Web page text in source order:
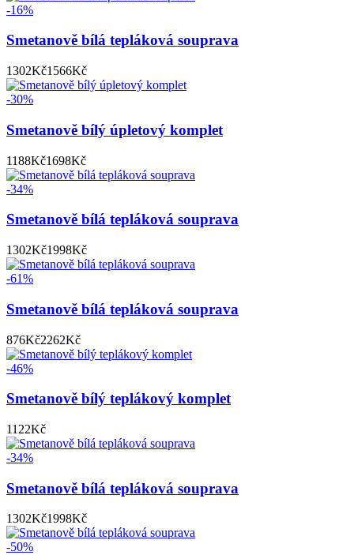
-16%
Smetanově bílá tepláková souprava
1302Kč1566Kč
-30%
Smetanově bílý úpletový komplet
1188Kč1698Kč
-34%
Smetanově bílá tepláková souprava
1302Kč1998Kč
-61%
Smetanově bílá tepláková souprava
876Kč2262Kč
-46%
Smetanově bílý teplákový komplet
1122Kč
-34%
Smetanově bílá tepláková souprava
1302Kč1998Kč
-50%